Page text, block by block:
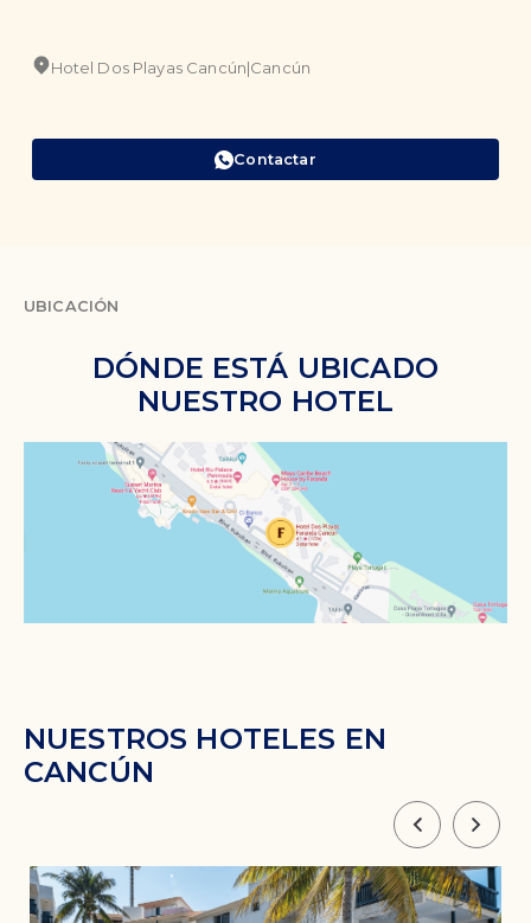
Hotel Dos Playas Cancún|Cancún
Contactar
UBICACIÓN
DÓNDE ESTÁ UBICADO
NUESTRO HOTEL
NUESTROS HOTELES EN
CANCÚN